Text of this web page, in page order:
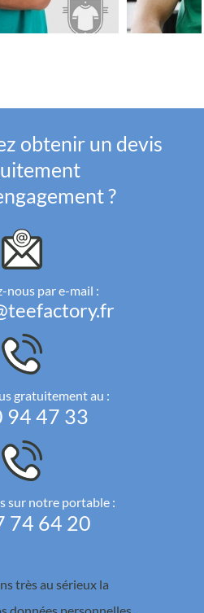
obtenir un devis
?
nous par e-mail :
gratuitement au :
94 47 33
sur notre portable :
74 64 20
très au sérieux la